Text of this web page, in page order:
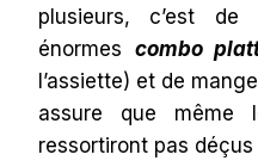
plusieurs, c’est
énormes combo
l’assiette) et de
assure que même
ressortiront pas déçus